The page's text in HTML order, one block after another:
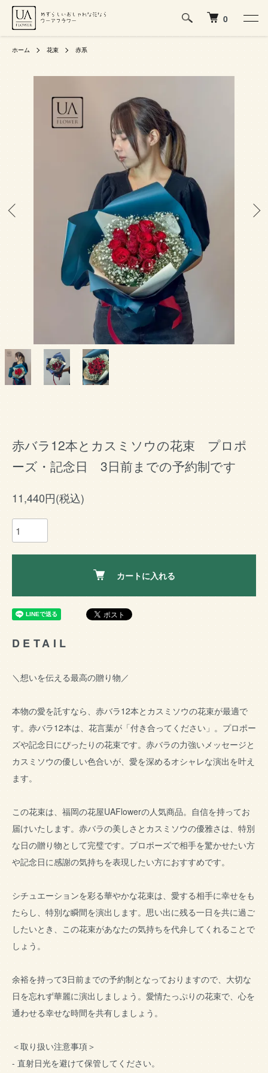
0
ホーム 花束 赤系
赤バラ12本とカスミソウの花束 プロポ
ーズ・記念日 3日前までの予約制です
11,440円(税込)
カートに入れる
DETAIL
＼想いを伝える最高の贈り物／
本物の愛を託すなら、赤バラ12本とカスミソウの花束が最適で
す。赤バラ12本は、花言葉が「付き合ってください」。プロポー
ズや記念日にぴったりの花束です。赤バラの力強いメッセージと
カスミソウの優しい色合いが、愛を深めるオシャレな演出を叶え
ます。
この花束は、福岡の花屋UAFlowerの人気商品。自信を持ってお
届けいたします。赤バラの美しさとカスミソウの優雅さは、特別
な日の贈り物として完璧です。プロポーズで相手を驚かせたい方
や記念日に感謝の気持ちを表現したい方におすすめです。
シチュエーションを彩る華やかな花束は、愛する相手に幸せをも
たらし、特別な瞬間を演出します。思い出に残る一日を共に過ご
したいとき、この花束があなたの気持ちを代弁してくれることで
しょう。
余裕を持って3日前までの予約制となっておりますので、大切な
日を忘れず華麗に演出しましょう。愛情たっぷりの花束で、心を
通わせる幸せな時間を共有しましょう。
＜取り扱い注意事項＞
- 直射日光を避けて保管してください。